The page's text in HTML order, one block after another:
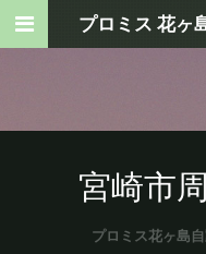
宮崎市
プロミス花ヶ島
プロミス 花ヶ